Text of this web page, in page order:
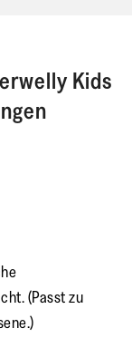
Kids
(Passt zu